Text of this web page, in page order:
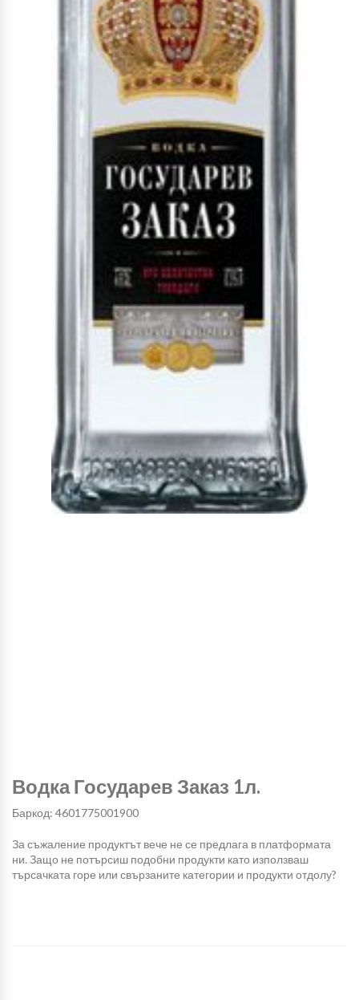
Водка Государев Заказ 1л.
Баркод: 4601775001900
За съжаление продуктът вече не се предлага в платформата
ни. Защо не потърсиш подобни продукти като използваш
търсачката горе или свързаните категории и продукти отдолу?